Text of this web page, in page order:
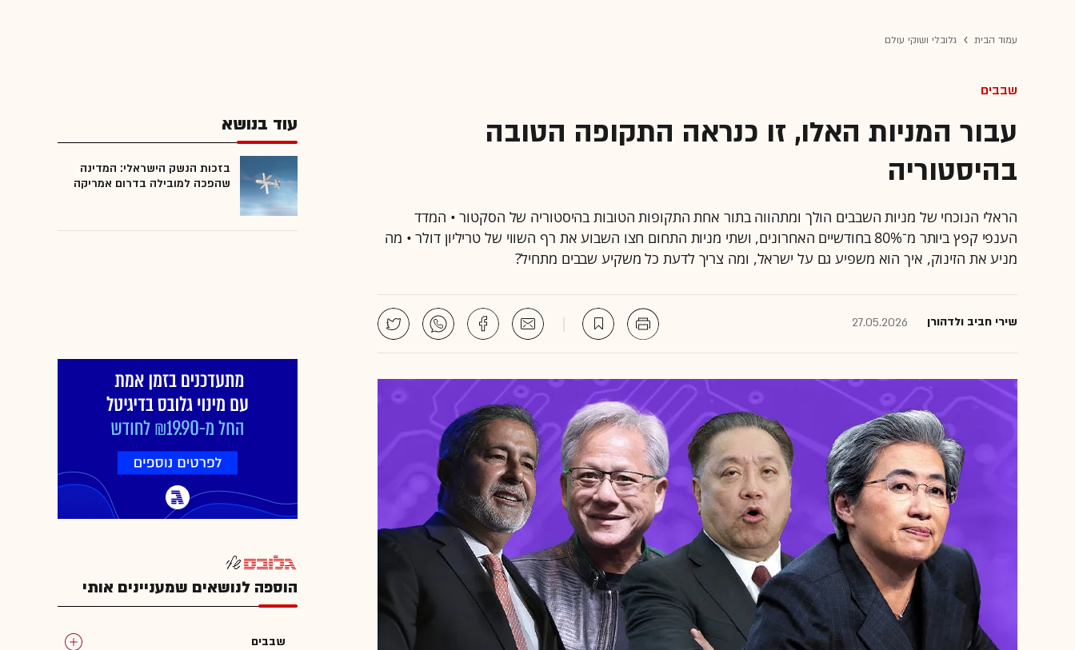
עמוד הבית גלובלי ושוקי עולם
שבבים
עבור המניות האלו, זו כנראה התקופה הטובה
בהיסטוריה
הראלי הנוכחי של מניות השבבים הולך ומתהווה בתור אחת התקופות הטובות בהיסטוריה של הסקטור • המדד
הענפי קפץ ביותר מ־80% בחודשיים האחרונים, ושתי מניות התחום חצו השבוע את רף השווי של טריליון דולר • מה
מניע את הזינוק, איך הוא משפיע גם על ישראל, ומה צריך לדעת כל משקיע שבבים מתחיל?
שירי חביב ולדהורן 27.05.2026
עוד בנושא
בזכות הנשק הישראלי: המדינה
שהפכה למובילה בדרום אמריקה
הוספה לנושאים שמעניינים אותי
שבבים